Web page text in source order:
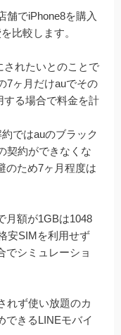
舗でiPhone8を購入
比較します。
されたいとのことで
7ヶ月だけauでその
する場合で料金を計
ではauのブラック
契約ができなくな
のため7ヶ月程度は
月額が1GBは1048
安SIMを利用せず
でシミュレーショ
れず使い放題のカ
できるLINEモバイ